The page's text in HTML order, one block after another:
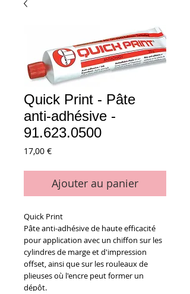
Quick Print - Pâte
anti-adhésive -
91.623.0500
17,00 €Prix
Ajouter au panier
Quick Print
Pâte anti-adhésive de haute efficacité
pour application avec un chiffon sur les
cylindres de marge et d'impression
offset, ainsi que sur les rouleaux de
plieuses où l'encre peut former un
dépôt.